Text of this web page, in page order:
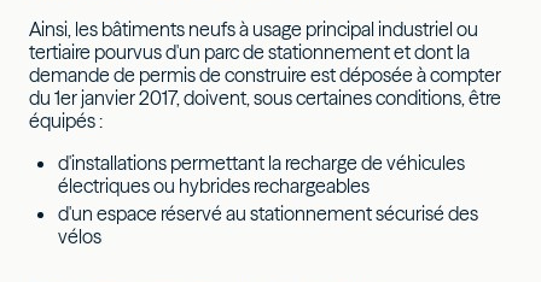
Ainsi, les bâtiments neufs à usage principal industriel ou
tertiaire pourvus d'un parc de stationnement et dont la
demande de permis de construire est déposée à compter
du 1er janvier 2017, doivent, sous certaines conditions, être
équipés :
d'installations permettant la recharge de véhicules
électriques ou hybrides rechargeables
d'un espace réservé au stationnement sécurisé des
vélos